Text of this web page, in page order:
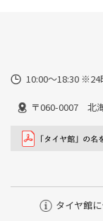
10:00～18:30 ※24
〒060-0007 北
タイヤ館